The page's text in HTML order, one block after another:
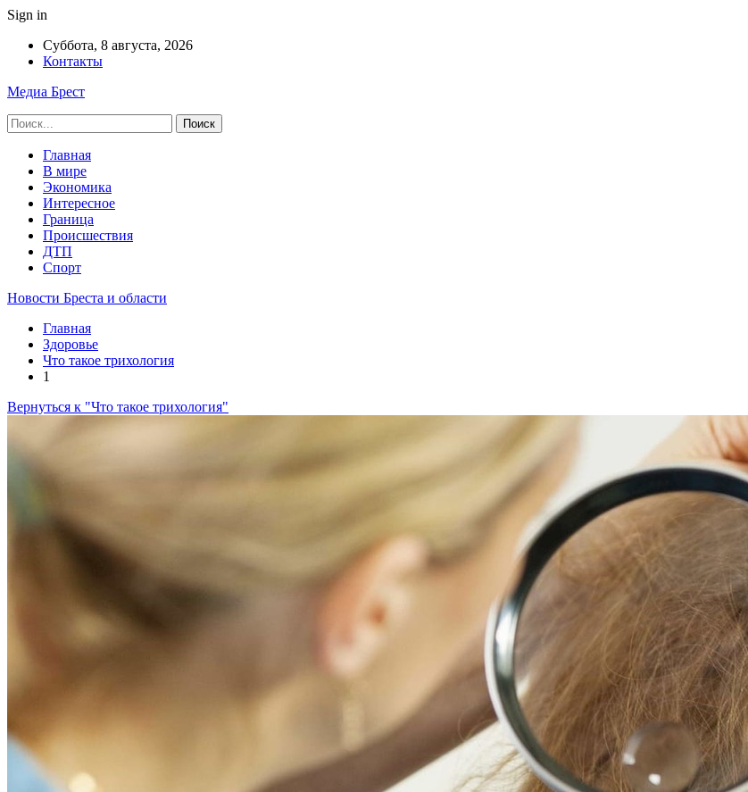
Sign in
Суббота, 8 августа, 2026
Контакты
Медиа Брест
Главная
В мире
Экономика
Интересное
Граница
Происшествия
ДТП
Спорт
Новости Бреста и области
Главная
Здоровье
Что такое трихология
1
Вернуться к "Что такое трихология"